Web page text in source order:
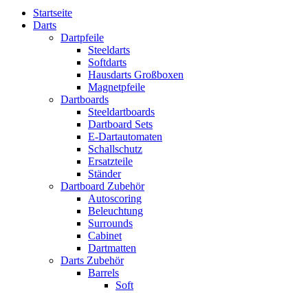
Startseite
Darts
Dartpfeile
Steeldarts
Softdarts
Hausdarts Großboxen
Magnetpfeile
Dartboards
Steeldartboards
Dartboard Sets
E-Dartautomaten
Schallschutz
Ersatzteile
Ständer
Dartboard Zubehör
Autoscoring
Beleuchtung
Surrounds
Cabinet
Dartmatten
Darts Zubehör
Barrels
Soft